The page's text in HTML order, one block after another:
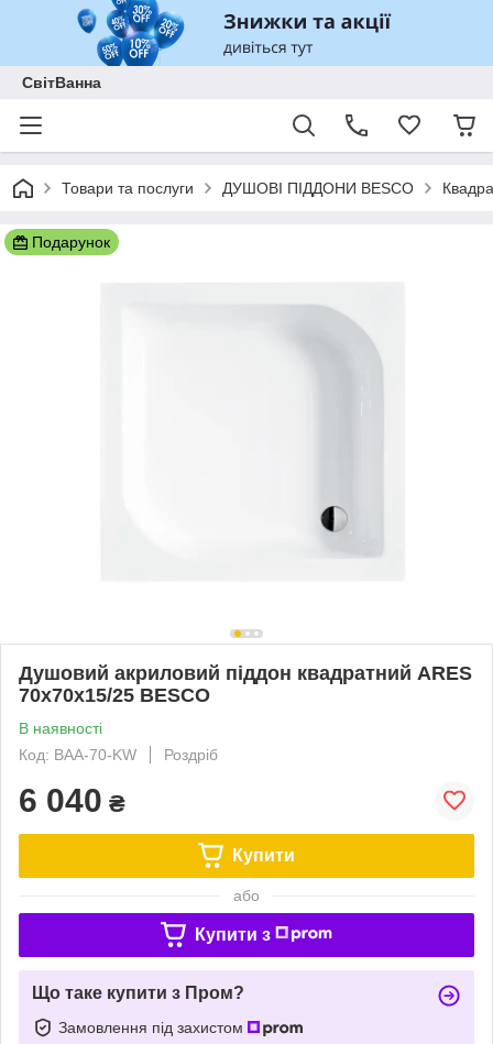
СвітВанна
Товари та послуги ДУШОВІ ПІДДОНИ BESCO
Подарунок
Душовий акриловий піддон квадратний ARES
70х70х15/25 BESCO
В наявності
Код: BAA-70-KW
Роздріб
6 040 ₴
Купити
або
Купити з
Що таке купити з Пром?
Замовлення під захистом